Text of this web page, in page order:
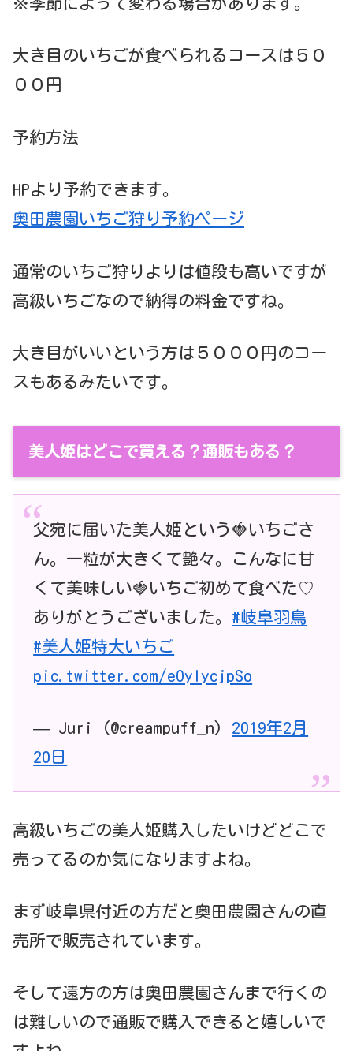
※季節によって変わる場合があります。
大き目のいちごが食べられるコースは５０
００円
予約方法
HPより予約できます。
奥田農園いちご狩り予約ページ
通常のいちご狩りよりは値段も高いですが
高級いちごなので納得の料金ですね。
大き目がいいという方は５０００円のコー
スもあるみたいです。
美人姫はどこで買える？通販もある？
父宛に届いた美人姫という🍓いちごさ
ん。一粒が大きくて艶々。こんなに甘
くて美味しい🍓いちご初めて食べた♡
ありがとうございました。 #岐阜羽鳥
#美人姫特大いちご
pic.twitter.com/eOylycjpSo
— Juri (@creampuff_n) 2019年2月
20日
高級いちごの美人姫購入したいけどどこで
売ってるのか気になりますよね。
まず岐阜県付近の方だと奥田農園さんの直
売所で販売されています。
そして遠方の方は奥田農園さんまで行くの
は難しいので通販で購入できると嬉しいで